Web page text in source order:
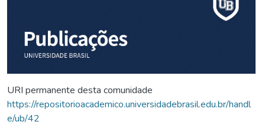
URI permanente desta comunidade
https://repositorioacademico.universidadebrasil.edu.br/handl
e/ub/42